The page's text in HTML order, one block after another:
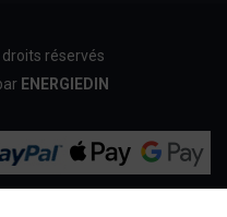
réservés
ENERGIEDIN